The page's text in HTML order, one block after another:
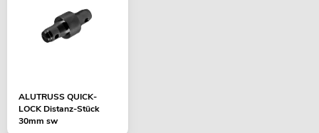
ALUTRUSS QUICK-
LOCK Distanz-Stück
30mm sw